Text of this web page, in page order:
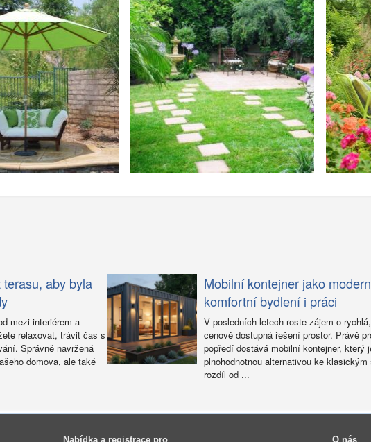
aby byla
mezi interiérem a
relaxovat, trávit čas s
Správně navržená
domova, ale také
Mobilní kontejner jako
komfortní bydlení i práci
V posledních letech roste zájem o
cenově dostupná řešení prostor. Právě
popředí dostává mobilní kontejner, který
plnohodnotnou alternativou ke
rozdíl od ...
Nabídka a registrace pro O nás